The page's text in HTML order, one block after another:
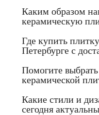
Каким образом
керамическую
Где купить
Петербурге с
Помогите
керамической
Какие стили и
сегодня